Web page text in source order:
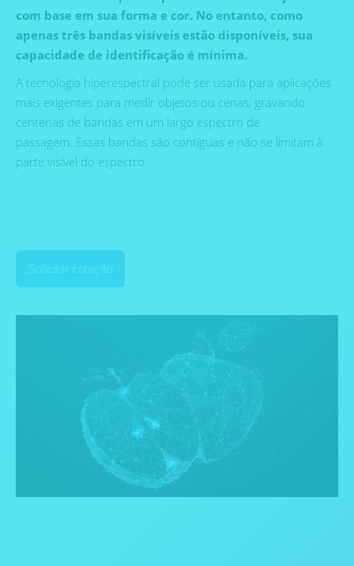
com base em sua forma e cor. No entanto, como
apenas três bandas visíveis estão disponíveis, sua
capacidade de identificação é mínima.
A tecnologia hiperespectral pode ser usada para aplicações
mais exigentes para medir objetos ou cenas, gravando
centenas de bandas em um largo espectro de
passagem. Essas bandas são contíguas e não se limitam à
parte visível do espectro.
Solicitar cotação